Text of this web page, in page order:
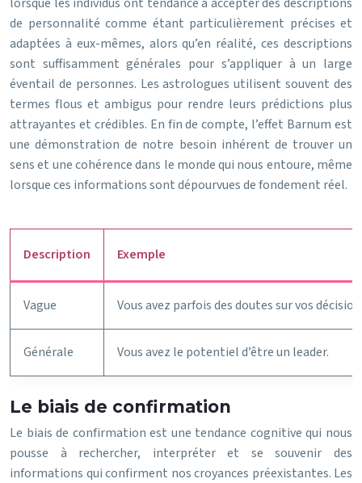
de personnalité comme étant particulièrement précises et
adaptées à eux-mêmes, alors qu’en réalité, ces descriptions
sont suffisamment générales pour s’appliquer à un large
éventail de personnes. Les astrologues utilisent souvent des
termes flous et ambigus pour rendre leurs prédictions plus
attrayantes et crédibles. En fin de compte, l’effet Barnum est
une démonstration de notre besoin inhérent de trouver un
sens et une cohérence dans le monde qui nous entoure, même
lorsque ces informations sont dépourvues de fondement réel.
Description Exemple
Vague Vous avez parfois des doutes sur vos
Générale Vous avez le potentiel d’être un leader.
Le biais de confirmation
Le biais de confirmation est une tendance cognitive qui nous
pousse à rechercher, interpréter et se souvenir des
informations qui confirment nos croyances préexistantes. Les